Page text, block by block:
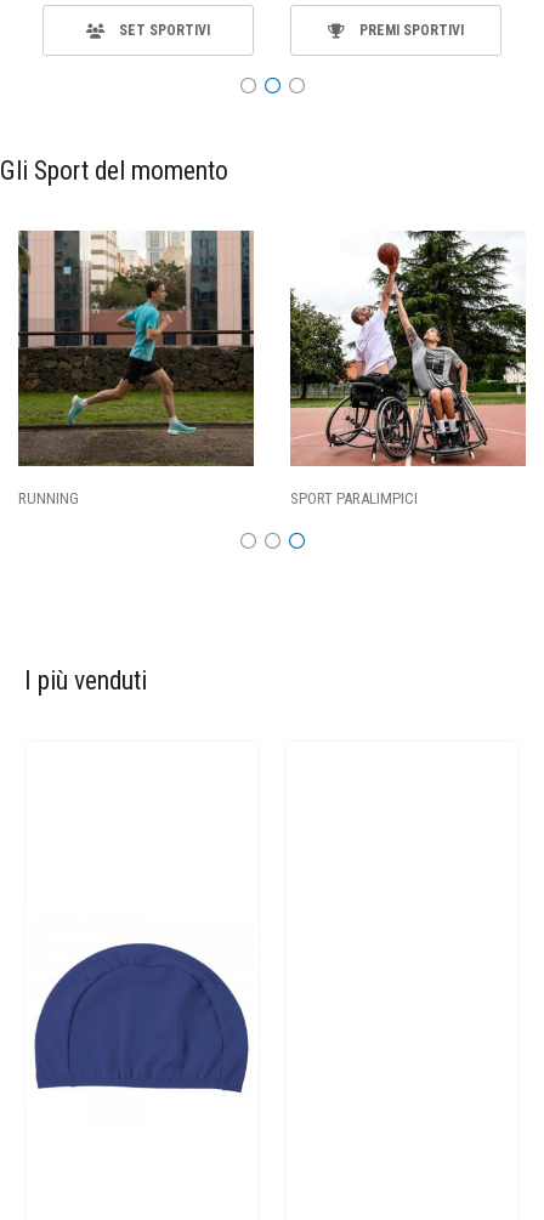
SET SPORTIVI PREMI SPORTIVI
Gli Sport del momento
CALCIO
I più venduti